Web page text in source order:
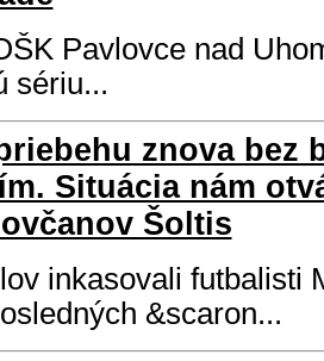
Pavlovce nad
sériu...
znova bez
Situácia nám
Šoltis
inkasovali futbalisti
&scaron...